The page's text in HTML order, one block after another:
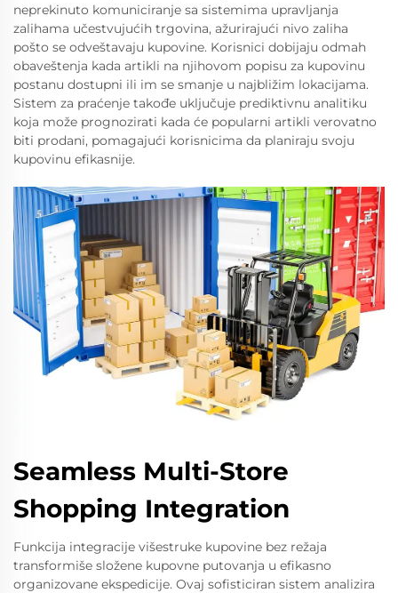
neprekinuto komuniciranje sa sistemima upravljanja
zalihama učestvujućih trgovina, ažurirajući nivo zaliha
pošto se odveštavaju kupovine. Korisnici dobijaju odmah
obaveštenja kada artikli na njihovom popisu za kupovinu
postanu dostupni ili im se smanje u najbližim lokacijama.
Sistem za praćenje takođe uključuje prediktivnu analitiku
koja može prognozirati kada će popularni artikli verovatno
biti prodani, pomagajući korisnicima da planiraju svoju
kupovinu efikasnije.
Seamless Multi-Store
Shopping Integration
Funkcija integracije višestruke kupovine bez režaja
transformiše složene kupovne putovanja u efikasno
organizovane ekspedicije. Ovaj sofisticiran sistem analizira